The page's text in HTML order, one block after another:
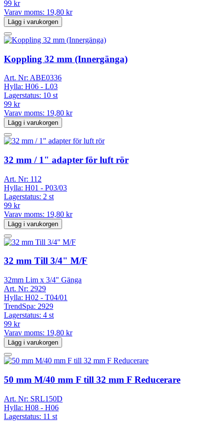
99 kr
Varav moms: 19,80 kr
Lägg i varukorgen
Koppling 32 mm (Innergänga)
Art. Nr: ABE0336
Hylla: H06 - L03
Lagerstatus: 10 st
99 kr
Varav moms: 19,80 kr
Lägg i varukorgen
32 mm / 1" adapter för luft rör
Art. Nr: 112
Hylla: H01 - P03/03
Lagerstatus: 2 st
99 kr
Varav moms: 19,80 kr
Lägg i varukorgen
32 mm Till 3/4" M/F
32mm Lim x 3/4" Gänga
Art. Nr: 2929
Hylla: H02 - T04/01
TrendSpa: 2929
Lagerstatus: 4 st
99 kr
Varav moms: 19,80 kr
Lägg i varukorgen
50 mm M/40 mm F till 32 mm F Reducerare
Art. Nr: SRL150D
Hylla: H08 - H06
Lagerstatus: 11 st